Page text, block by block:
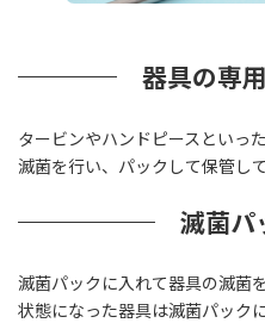
器具の専
タービンやハンドピースといっ
滅菌を行い、パックして保管して
滅菌パ
滅菌パックに入れて器具の滅菌
状態になった器具は滅菌パック